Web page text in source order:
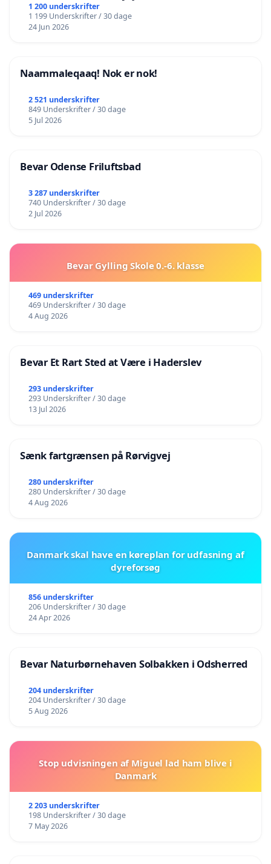
lokalområde i balance
1 200 underskrifter
1 199 Underskrifter / 30 dage
24 Jun 2026
Naammaleqaaq! Nok er nok!
2 521 underskrifter
849 Underskrifter / 30 dage
5 Jul 2026
Bevar Odense Friluftsbad
3 287 underskrifter
740 Underskrifter / 30 dage
2 Jul 2026
Bevar Gylling Skole 0.-6. klasse
469 underskrifter
469 Underskrifter / 30 dage
4 Aug 2026
Bevar Et Rart Sted at Være i Haderslev
293 underskrifter
293 Underskrifter / 30 dage
13 Jul 2026
Sænk fartgrænsen på Rørvigvej
280 underskrifter
280 Underskrifter / 30 dage
4 Aug 2026
Danmark skal have en køreplan for udfasning af
dyreforsøg
856 underskrifter
206 Underskrifter / 30 dage
24 Apr 2026
Bevar Naturbørnehaven Solbakken i Odsherred
204 underskrifter
204 Underskrifter / 30 dage
5 Aug 2026
Stop udvisningen af Miguel lad ham blive i
Danmark
2 203 underskrifter
198 Underskrifter / 30 dage
7 May 2026